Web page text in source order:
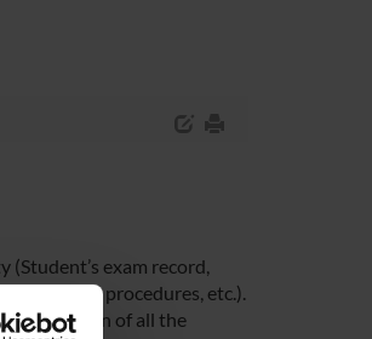
exam record,
procedures, etc.).
notification of all the